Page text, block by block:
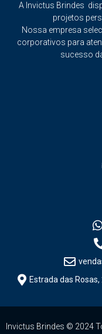
A Invictus Brindes
projetos
Nossa empresa
corporativos para
sucesso
Estrada das
Invictus Brindes © 2024